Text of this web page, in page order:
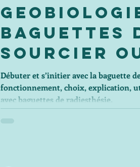
baguettes
sourcier
baguette
Débuter et s’initier avec la baguette
fonctionnement, choix, explication,
avec baguettes de radiesthésie.